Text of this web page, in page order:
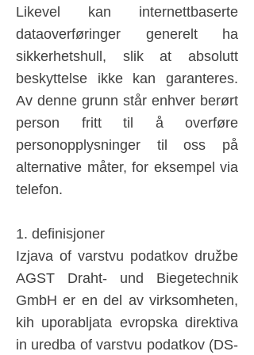
Likevel kan internettbaserte
dataoverføringer generelt ha
sikkerhetshull, slik at absolutt
beskyttelse ikke kan garanteres.
Av denne grunn står enhver berørt
person fritt til å overføre
personopplysninger til oss på
alternative måter, for eksempel via
telefon.
1. definisjoner
Izjava of varstvu podatkov družbe
AGST Draht- und Biegetechnik
GmbH er en del av virksomheten,
kih uporabljata evropska direktiva
in uredba of varstvu podatkov (DS-